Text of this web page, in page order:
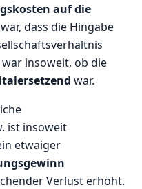
auf die
dass die Hingabe
insoweit, ob die
war.
ist insoweit
etwaiger
Verlust erhöht.